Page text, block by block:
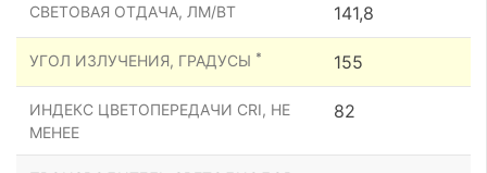
СВЕТОВАЯ ОТДАЧА, ЛМ/ВТ 141,8
УГОЛ ИЗЛУЧЕНИЯ, ГРАДУСЫ * 155
ИНДЕКС ЦВЕТОПЕРЕДАЧИ CRI, НЕ
МЕНЕЕ
82